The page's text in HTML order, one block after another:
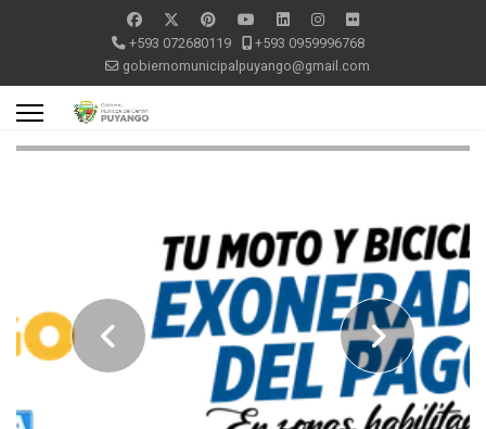
+593 072680119
+593 0959996768
gobiernomunicipalpuyango@gmail.com